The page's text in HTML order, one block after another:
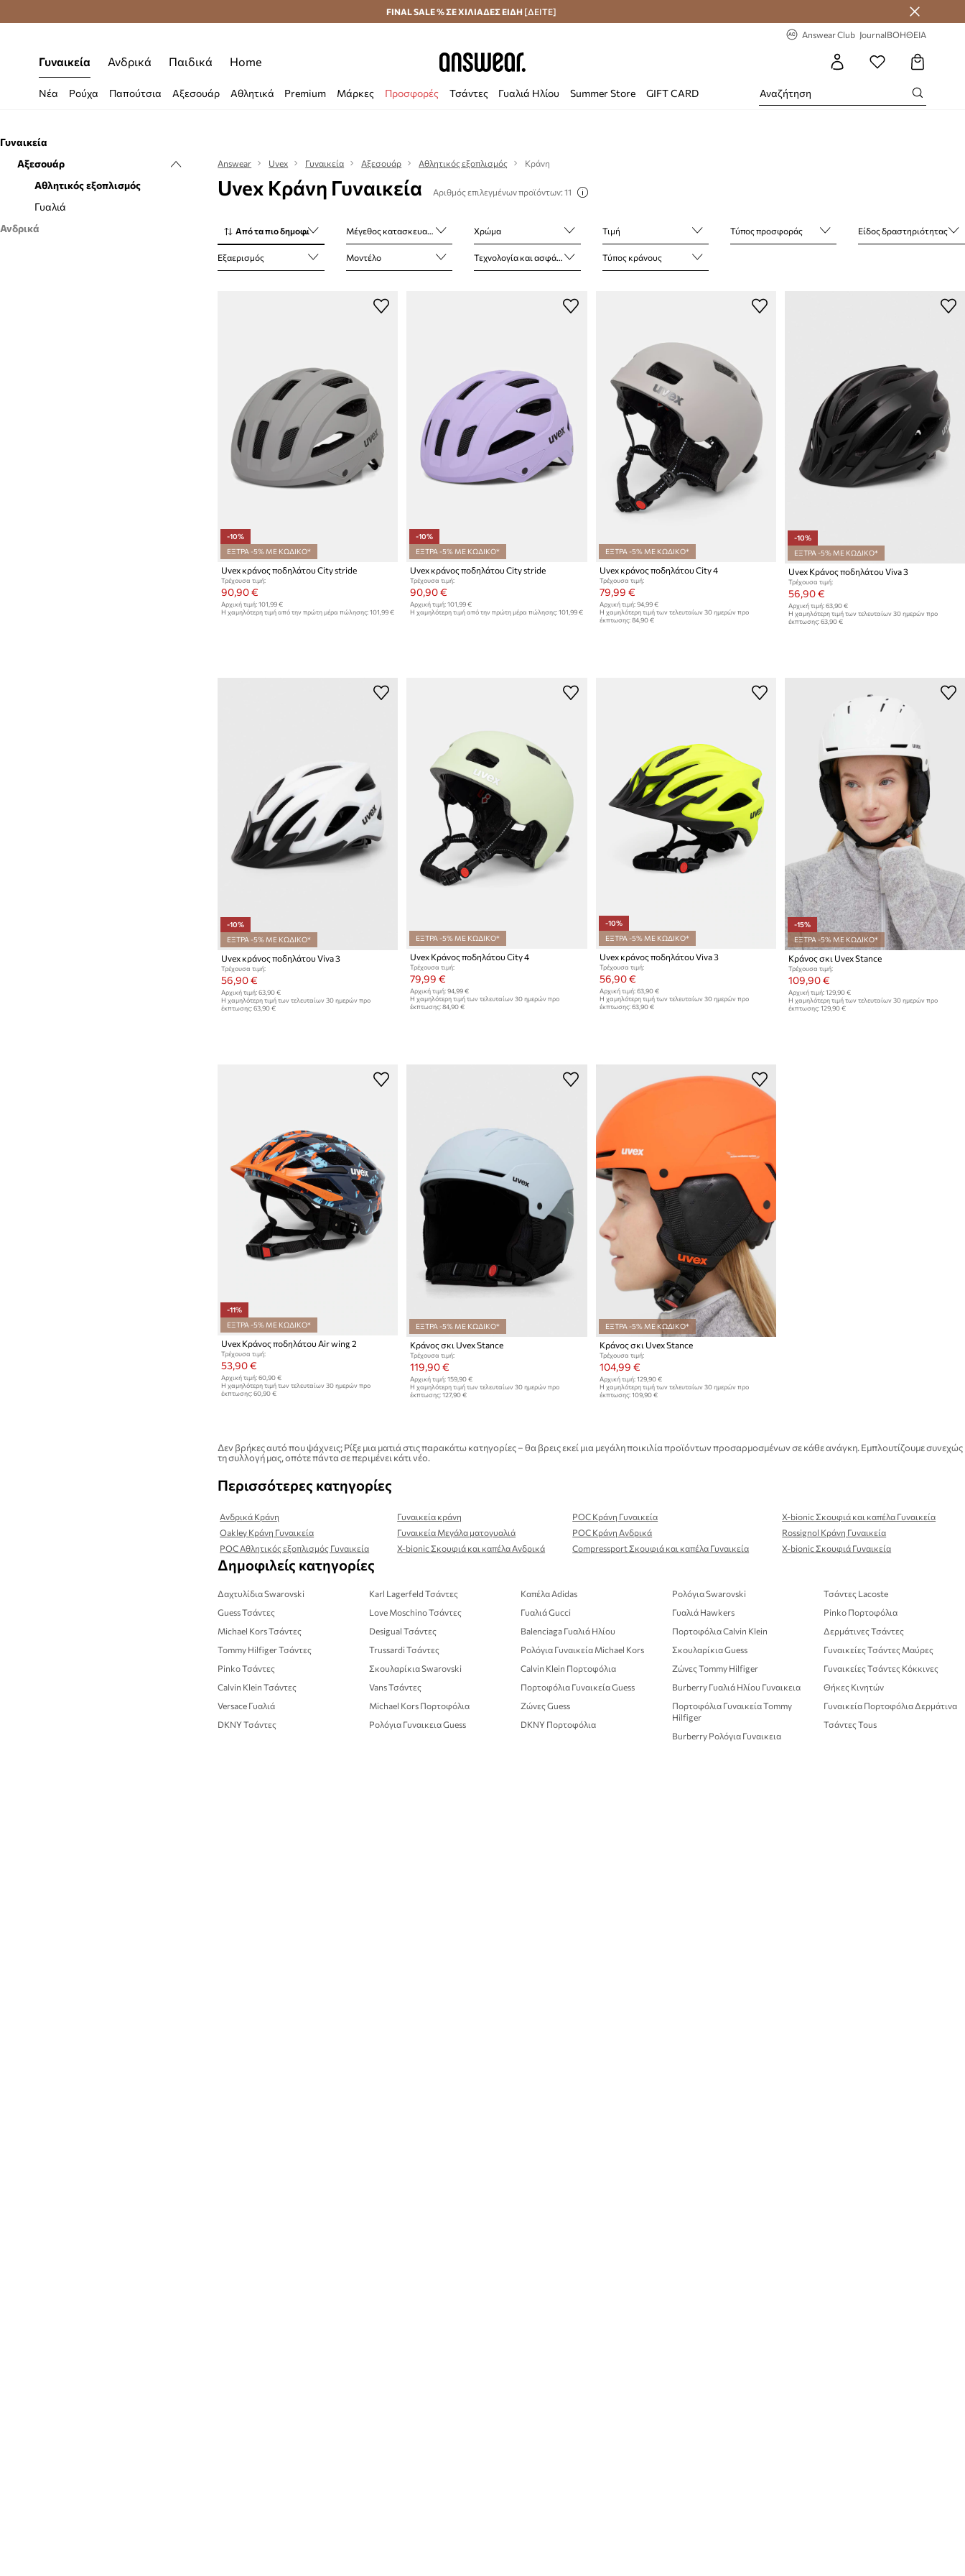
Αποστολή σε 24 ώρες Εξοικονομήστε με το Answear Club
FINAL SALE % ΣΕ ΧΙΛΙΑΔΕΣ ΕΙΔΗ [ΔΕΙΤΕ]
Answear Club JournalΒΟΗΘΕΙΑ
Γυναικεία Ανδρικά Παιδικά Home
Νέα Ρούχα Παπούτσια Αξεσουάρ Αθλητικά Premium Μάρκες Προσφορές Τσάντες Γυαλιά Ηλίου Summer Store GIFT CARD
Γυναικεία
Αξεσουάρ
Αθλητικός εξοπλισμός
Γυαλιά
Ανδρικά
Answear Uvex Γυναικεία Αξεσουάρ Αθλητικός εξοπλισμός Κράνη
Uvex Κράνη Γυναικεία Αριθμός επιλεγμένων προϊόντων: 11
Από τα πιο δημοφιλή Μέγεθος κατασκευαστή Χρώμα Τιμή Τύπος προσφοράς Είδος δραστηριότητας
Εξαερισμός Μοντέλο Τεχνολογία και ασφάλεια Τύπος κράνους
-10%
ΕΞΤΡΑ -5% ΜΕ ΚΩΔΙΚΟ*
Uvex κράνος ποδηλάτου City stride
Τρέχουσα τιμή:
90,90 €
Αρχική τιμή: 101,99 €
Η χαμηλότερη τιμή από την πρώτη μέρα πώλησης: 101,99 €
-10%
ΕΞΤΡΑ -5% ΜΕ ΚΩΔΙΚΟ*
Uvex κράνος ποδηλάτου City stride
Τρέχουσα τιμή:
90,90 €
Αρχική τιμή: 101,99 €
Η χαμηλότερη τιμή από την πρώτη μέρα πώλησης: 101,99 €
ΕΞΤΡΑ -5% ΜΕ ΚΩΔΙΚΟ*
Uvex κράνος ποδηλάτου City 4
Τρέχουσα τιμή:
79,99 €
Αρχική τιμή: 94,99 €
Η χαμηλότερη τιμή των τελευταίων 30 ημερών προ
έκπτωσης: 84,90 €
-10%
ΕΞΤΡΑ -5% ΜΕ ΚΩΔΙΚΟ*
Uvex Κράνος ποδηλάτου Viva 3
Τρέχουσα τιμή:
56,90 €
Αρχική τιμή: 63,90 €
Η χαμηλότερη τιμή των τελευταίων 30 ημερών προ
έκπτωσης: 63,90 €
-10%
ΕΞΤΡΑ -5% ΜΕ ΚΩΔΙΚΟ*
Uvex κράνος ποδηλάτου Viva 3
Τρέχουσα τιμή:
56,90 €
Αρχική τιμή: 63,90 €
Η χαμηλότερη τιμή των τελευταίων 30 ημερών προ
έκπτωσης: 63,90 €
ΕΞΤΡΑ -5% ΜΕ ΚΩΔΙΚΟ*
Uvex Κράνος ποδηλάτου City 4
Τρέχουσα τιμή:
79,99 €
Αρχική τιμή: 94,99 €
Η χαμηλότερη τιμή των τελευταίων 30 ημερών προ
έκπτωσης: 84,90 €
-10%
ΕΞΤΡΑ -5% ΜΕ ΚΩΔΙΚΟ*
Uvex κράνος ποδηλάτου Viva 3
Τρέχουσα τιμή:
56,90 €
Αρχική τιμή: 63,90 €
Η χαμηλότερη τιμή των τελευταίων 30 ημερών προ
έκπτωσης: 63,90 €
-15%
ΕΞΤΡΑ -5% ΜΕ ΚΩΔΙΚΟ*
Κράνος σκι Uvex Stance
Τρέχουσα τιμή:
109,90 €
Αρχική τιμή: 129,90 €
Η χαμηλότερη τιμή των τελευταίων 30 ημερών προ
έκπτωσης: 129,90 €
-11%
ΕΞΤΡΑ -5% ΜΕ ΚΩΔΙΚΟ*
Uvex Κράνος ποδηλάτου Air wing 2
Τρέχουσα τιμή:
53,90 €
Αρχική τιμή: 60,90 €
Η χαμηλότερη τιμή των τελευταίων 30 ημερών προ
έκπτωσης: 60,90 €
ΕΞΤΡΑ -5% ΜΕ ΚΩΔΙΚΟ*
Κράνος σκι Uvex Stance
Τρέχουσα τιμή:
119,90 €
Αρχική τιμή: 159,90 €
Η χαμηλότερη τιμή των τελευταίων 30 ημερών προ
έκπτωσης: 127,90 €
ΕΞΤΡΑ -5% ΜΕ ΚΩΔΙΚΟ*
Κράνος σκι Uvex Stance
Τρέχουσα τιμή:
104,99 €
Αρχική τιμή: 129,90 €
Η χαμηλότερη τιμή των τελευταίων 30 ημερών προ
έκπτωσης: 109,90 €
Δεν βρήκες αυτό που ψάχνεις; Ρίξε μια ματιά στις παρακάτω κατηγορίες – θα βρεις εκεί μια μεγάλη ποικιλία προϊόντων προσαρμοσμένων σε κάθε ανάγκη. Εμπλουτίζουμε συνεχώς
τη συλλογή μας, οπότε πάντα σε περιμένει κάτι νέο.
Περισσότερες κατηγορίες
Ανδρικά Κράνη Γυναικεία κράνη POC Κράνη Γυναικεία
X-bionic Σκουφιά και καπέλα Γυναικεία
Oakley Κράνη Γυναικεία
Γυναικεία Μεγάλα ματογυαλιά POC Κράνη Ανδρικά
Rossignol Κράνη Γυναικεία
POC Αθλητικός εξοπλισμός Γυναικεία
X-bionic Σκουφιά και καπέλα Ανδρικά Compressport Σκουφιά και καπέλα Γυναικεία X-bionic Σκουφιά Γυναικεία
Δημοφιλείς κατηγορίες
Δαχτυλίδια Swarovski
Guess Τσάντες
Michael Kors Τσάντες
Tommy Hilfiger Τσάντες
Pinko Τσάντες
Calvin Klein Τσάντες
Versace Γυαλιά
DKNY Τσάντες
Karl Lagerfeld Τσάντες
Love Moschino Τσάντες
Desigual Τσάντες
Trussardi Τσάντες
Σκουλαρίκια Swarovski
Vans Τσάντες
Michael Kors Πορτοφόλια
Ρολόγια Γυναικεια Guess
Καπέλα Adidas
Γυαλιά Gucci
Balenciaga Γυαλιά Ηλίου
Ρολόγια Γυναικεία Michael Kors
Calvin Klein Πορτοφόλια
Πορτοφόλια Γυναικεία Guess
Ζώνες Guess
DKNY Πορτοφόλια
Ρολόγια Swarovski
Γυαλιά Hawkers
Πορτοφόλια Calvin Klein
Σκουλαρίκια Guess
Ζώνες Tommy Hilfiger
Burberry Γυαλιά Ηλίου Γυναικεια
Πορτοφόλια Γυναικεία Tommy
Hilfiger
Burberry Ρολόγια Γυναικεια
Τσάντες Lacoste
Pinko Πορτοφόλια
Δερμάτινες Τσάντες
Γυναικείες Τσάντες Μαύρες
Γυναικείες Τσάντες Κόκκινες
Θήκες Κινητών
Γυναικεία Πορτοφόλια Δερμάτινα
Τσάντες Tous